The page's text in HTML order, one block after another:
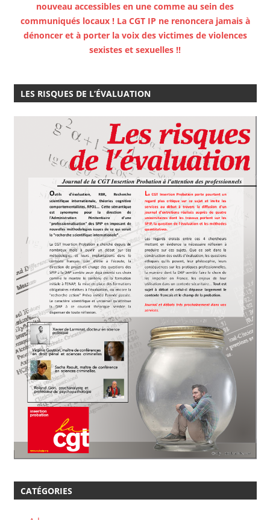
nouveau accessibles en une comme au sein des
communiqués locaux ! La CGT IP ne renoncera jamais à
dénoncer et à porter la voix des victimes de violences
sexistes et sexuelles !!
LES RISQUES DE L’ÉVALUATION
CATÉGORIES